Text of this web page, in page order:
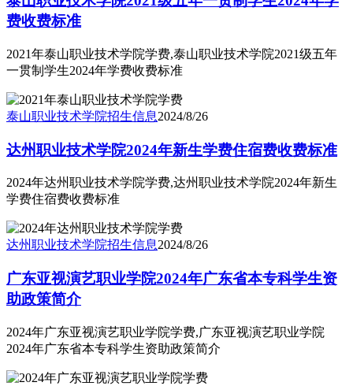
费收费标准
2021年泰山职业技术学院学费,泰山职业技术学院2021级五年
一贯制学生2024年学费收费标准
泰山职业技术学院招生信息2024/8/26
达州职业技术学院2024年新生学费住宿费收费标准
2024年达州职业技术学院学费,达州职业技术学院2024年新生
学费住宿费收费标准
达州职业技术学院招生信息2024/8/26
广东亚视演艺职业学院2024年广东省本专科学生资
助政策简介
2024年广东亚视演艺职业学院学费,广东亚视演艺职业学院
2024年广东省本专科学生资助政策简介